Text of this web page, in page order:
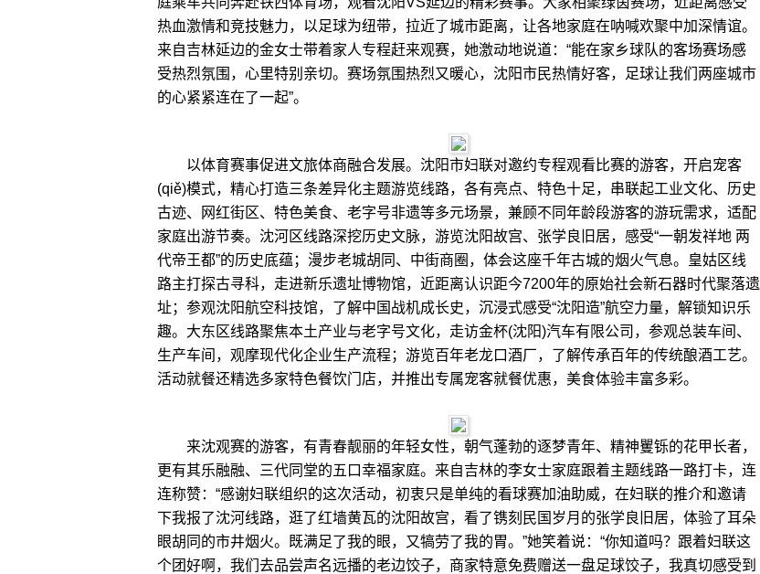
热血激情和竞技魅力，以足球为纽带，拉近了城市距离，让各地家庭在呐喊欢聚中加深情谊。
来自吉林延边的金女士带着家人专程赶来观赛，她激动地说道：“能在家乡球队的客场赛场感
受热烈氛围，心里特别亲切。赛场氛围热烈又暖心，沈阳市民热情好客，足球让我们两座城市
的心紧紧连在了一起”。
以体育赛事促进文旅体商融合发展。沈阳市妇联对邀约专程观看比赛的游客，开启宠客
(qiě)模式，精心打造三条差异化主题游览线路，各有亮点、特色十足，串联起工业文化、历史
古迹、网红街区、特色美食、老字号非遗等多元场景，兼顾不同年龄段游客的游玩需求，适配
家庭出游节奏。沈河区线路深挖历史文脉，游览沈阳故宫、张学良旧居，感受“一朝发祥地 两
代帝王都”的历史底蕴；漫步老城胡同、中街商圈，体会这座千年古城的烟火气息。皇姑区线
路主打探古寻科，走进新乐遗址博物馆，近距离认识距今7200年的原始社会新石器时代聚落遗
址；参观沈阳航空科技馆，了解中国战机成长史，沉浸式感受“沈阳造”航空力量，解锁知识乐
趣。大东区线路聚焦本土产业与老字号文化，走访金杯(沈阳)汽车有限公司，参观总装车间、
生产车间，观摩现代化企业生产流程；游览百年老龙口酒厂，了解传承百年的传统酿酒工艺。
活动就餐还精选多家特色餐饮门店，并推出专属宠客就餐优惠，美食体验丰富多彩。
来沈观赛的游客，有青春靓丽的年轻女性，朝气蓬勃的逐梦青年、精神矍铄的花甲长者，
更有其乐融融、三代同堂的五口幸福家庭。来自吉林的李女士家庭跟着主题线路一路打卡，连
连称赞：“感谢妇联组织的这次活动，初衷只是单纯的看球赛加油助威，在妇联的推介和邀请
下我报了沈河线路，逛了红墙黄瓦的沈阳故宫，看了镌刻民国岁月的张学良旧居，体验了耳朵
眼胡同的市井烟火。既满足了我的眼，又犒劳了我的胃。”她笑着说：“你知道吗？跟着妇联这
个团好啊，我们去品尝声名远播的老边饺子，商家特意免费赠送一盘足球饺子，我真切感受到